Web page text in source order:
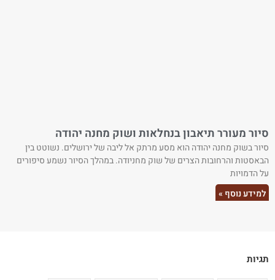
סיור מעורר תיאבון בנחלאות ושוק מחנה יהודה
סיור בשוק מחנה יהודה הוא מסע מרתק אל ליבה של ירושלים. נשוטט בין
הבאסטות והרחובות הצרים של שוק מחניודה. במהלך הסיור נשמע סיפורים
על הדמויות
למידע נוסף »
תגיות